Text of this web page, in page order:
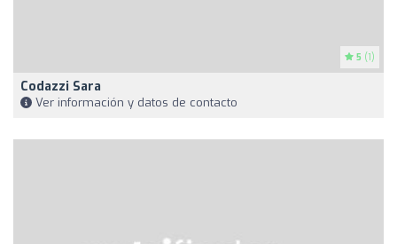
5 (1)
Codazzi Sara
Ver información y datos de contacto